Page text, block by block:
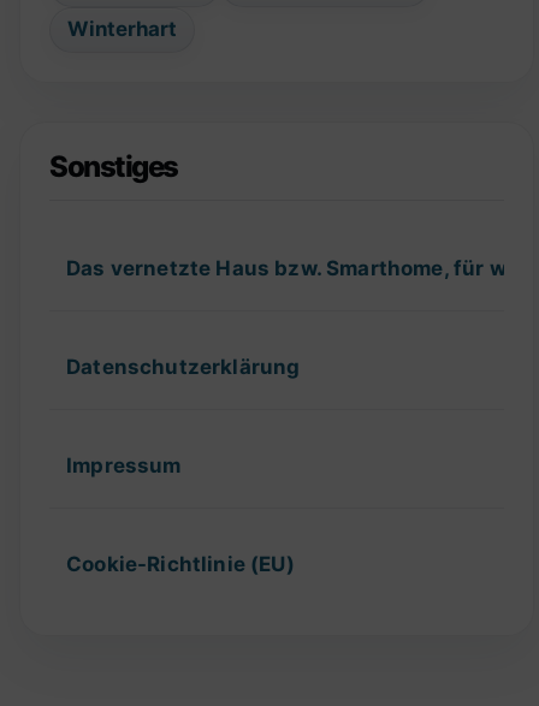
Winterhart
Sonstiges
Das vernetzte Haus bzw. Smarthome, für
Datenschutzerklärung
Impressum
Cookie-Richtlinie (EU)